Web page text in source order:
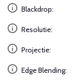
Blackdrop:
Resolutie:
Projectie:
Edge Blending: